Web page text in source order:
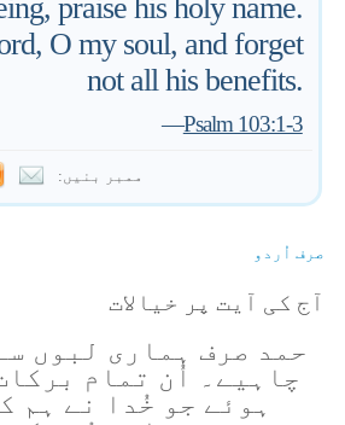
praise his holy name.
O my soul, and forget
not all his benefits.
—Psalm 103:1-3
ممبر بنیں:
صرف اُردو
آج کی آیت پر خیالات
حمد صرف ہماری لبوں
چاہیے۔ اُن تمام
ہوئے جو خُدا نے ہم